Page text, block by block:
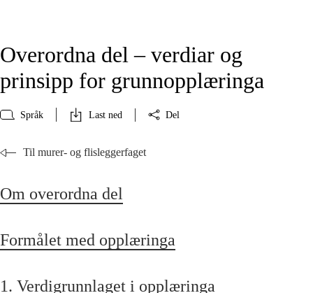
Overordna del – verdiar og
prinsipp for grunnopplæringa
Språk Last ned Del
Til murer- og flisleggerfaget
Om overordna del
Formålet med opplæringa
1. Verdigrunnlaget i opplæringa